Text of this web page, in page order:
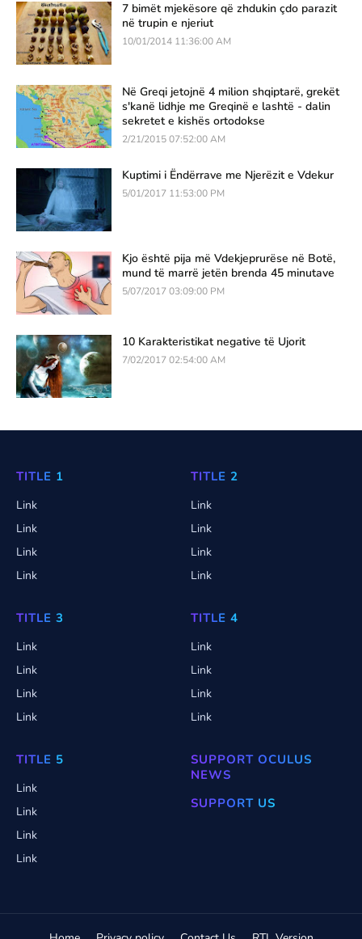
7 bimët mjekësore që zhdukin çdo parazit
në trupin e njeriut
10/01/2014 11:36:00 AM
Në Greqi jetojnë 4 milion shqiptarë, grekët
s'kanë lidhje me Greqinë e lashtë - dalin
sekretet e kishës ortodokse
2/21/2015 07:52:00 AM
Kuptimi i Ëndërrave me Njerëzit e Vdekur
5/01/2017 11:53:00 PM
Kjo është pija më Vdekjeprurëse në Botë,
mund të marrë jetën brenda 45 minutave
5/07/2017 03:09:00 PM
10 Karakteristikat negative të Ujorit
7/02/2017 02:54:00 AM
TITLE 1
Link
Link
Link
Link
TITLE 2
Link
Link
Link
Link
TITLE 3
Link
Link
Link
Link
TITLE 4
Link
Link
Link
Link
TITLE 5
Link
Link
Link
Link
SUPPORT OCULUS
NEWS
SUPPORT US